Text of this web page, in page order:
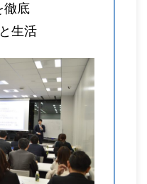
徹底
生活